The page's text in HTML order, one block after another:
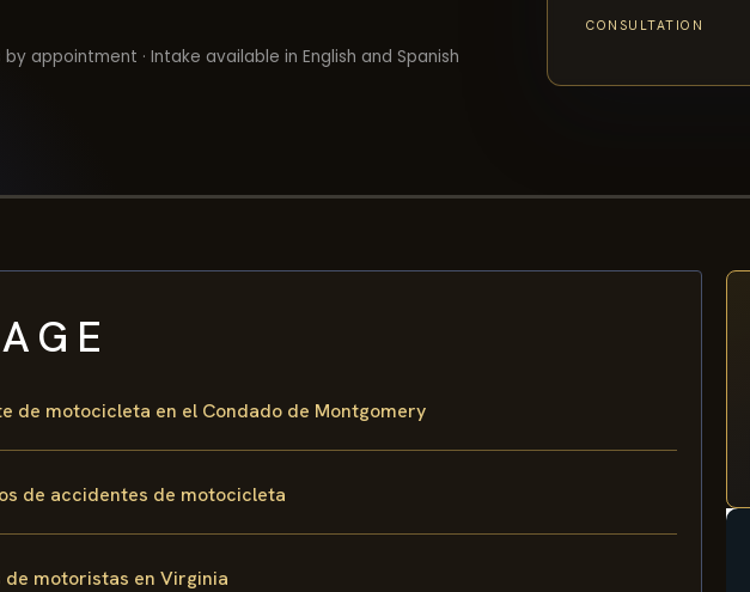
appointment · Intake available in English and Spanish
CONSULTATION
de motocicleta en el Condado de Montgomery
de accidentes de motocicleta
motoristas en Virginia